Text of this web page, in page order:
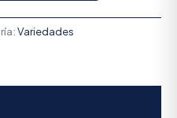
Variedades